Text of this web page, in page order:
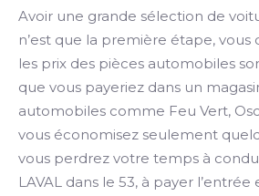
Avoir une grande sélection de
n’est que la première étape, vous
les prix des pièces automobiles
que vous payeriez dans un
automobiles comme Feu Vert,
vous économisez seulement
vous perdrez votre temps à
LAVAL dans le 53, à payer